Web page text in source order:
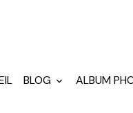
BLOG ALBUM